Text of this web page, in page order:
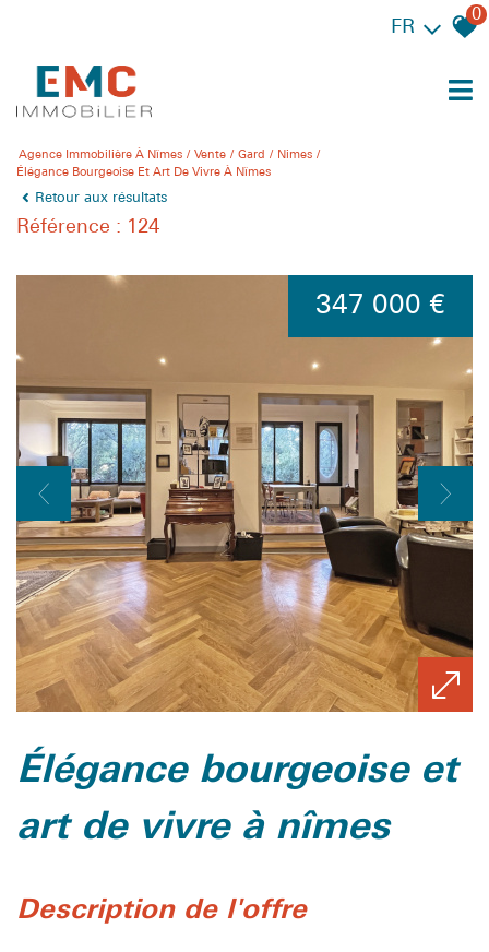
FR
0
Agence Immobilière À Nîmes Vente Gard
Nimes
Élégance Bourgeoise Et Art De Vivre À Nîmes
Retour aux résultats
Référence : 124
347 000 €
élégance bourgeoise et
art de vivre à nîmes
description de l'offre